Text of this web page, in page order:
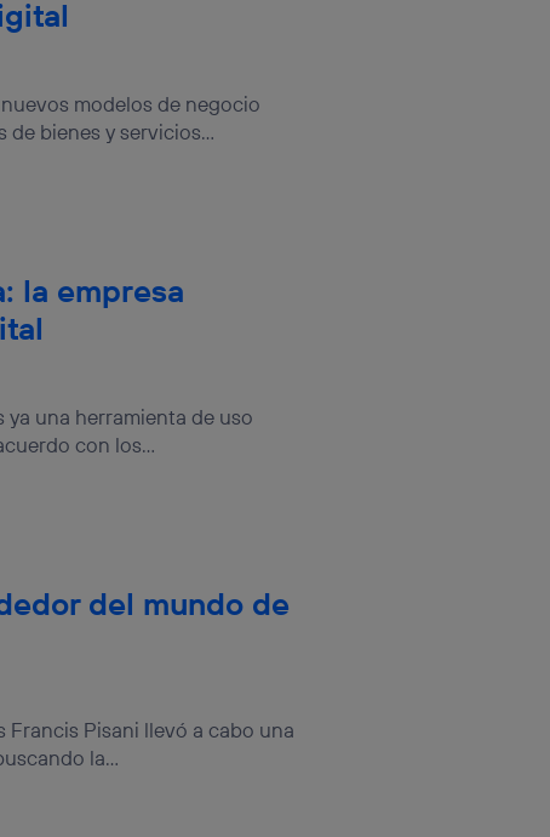
modelos de negocio
bienes y servicios...
la empresa
ya una herramienta de uso
con los...
del mundo de
Francis Pisani llevó a cabo una
la...